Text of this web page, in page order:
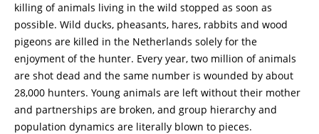
killing of animals living in the wild stopped as soon as
possible. Wild ducks, pheasants, hares, rabbits and wood
pigeons are killed in the Netherlands solely for the
enjoyment of the hunter. Every year, two million of animals
are shot dead and the same number is wounded by about
28,000 hunters. Young animals are left without their mother
and partnerships are broken, and group hierarchy and
population dynamics are literally blown to pieces.